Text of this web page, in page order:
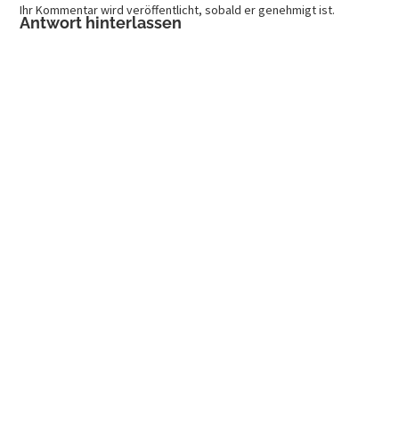
Ihr Kommentar wird veröffentlicht, sobald er genehmigt ist.
Antwort hinterlassen